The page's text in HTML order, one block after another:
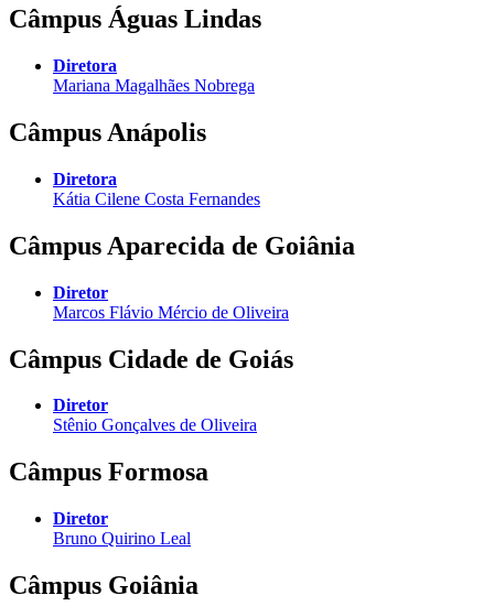
Câmpus Águas Lindas
Diretora
Mariana Magalhães Nobrega
Câmpus Anápolis
Diretora
Kátia Cilene Costa Fernandes
Câmpus Aparecida de Goiânia
Diretor
Marcos Flávio Mércio de Oliveira
Câmpus Cidade de Goiás
Diretor
Stênio Gonçalves de Oliveira
Câmpus Formosa
Diretor
Bruno Quirino Leal
Câmpus Goiânia